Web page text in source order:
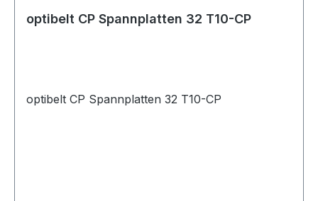
optibelt CP Spannplatten 32 T10-CP
optibelt CP Spannplatten 32 T10-CP